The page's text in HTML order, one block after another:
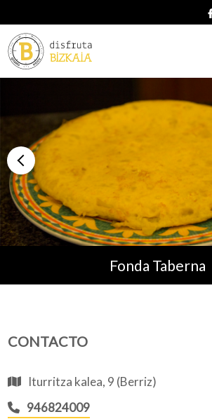
Alojamientos
Restaurantes
Planes
Fonda Taberna
CONTACTO
Iturritza kalea, 9 (Berriz)
946824009